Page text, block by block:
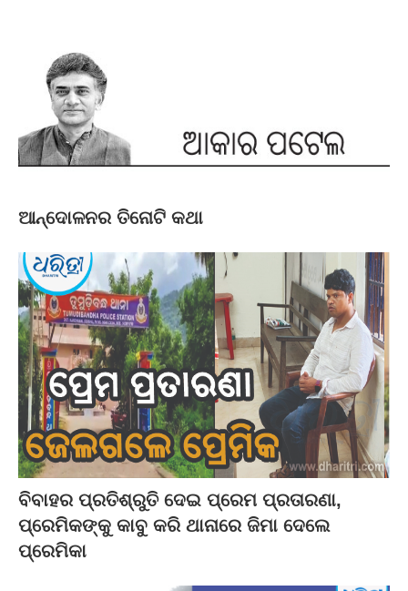
ଆନ୍ଦୋଳନର ତିନୋଟି କଥା
ବିବାହର ପ୍ରତିଶ୍ରୁତି ଦେଇ ପ୍ରେମ ପ୍ରତାରଣା,
ପ୍ରେମିକଙ୍କୁ କାବୁ କରି ଥାନାରେ ଜିମା ଦେଲେ
ପ୍ରେମିକା